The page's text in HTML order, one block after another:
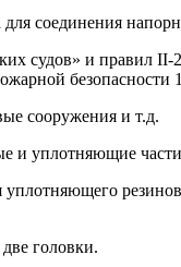
соединения
судов» и правил
безопасности
сооружения и т.д.
и уплотняющие
головки.